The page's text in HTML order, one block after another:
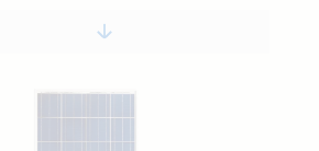
in condiţii de iluminare